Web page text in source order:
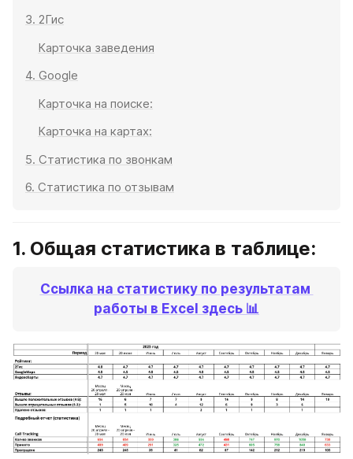
3. 2Гис
Карточка заведения
4. Google
Карточка на поиске:
Карточка на картах:
5. Статистика по звонкам
6. Статистика по отзывам
1. Общая статистика в таблице:
Ссылка на статистику по результатам
работы в Excel здесь 📊